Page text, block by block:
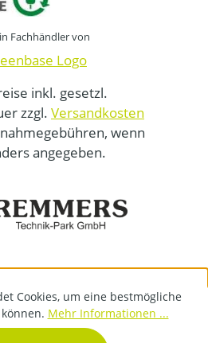
Fachhändler von
inkl. gesetzl.
zzgl. Versandkosten
wenn
angegeben.
Cookies, um eine bestmögliche
Mehr Informationen ...